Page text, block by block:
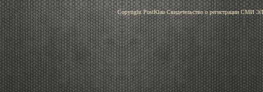
Copyright PostKlau Свидетельство о регистрации СМИ